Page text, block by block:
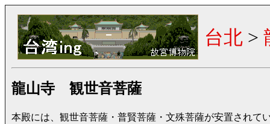
台北 >
龍山寺 観世音菩薩
本殿には、観世音菩薩・普賢菩薩・文殊菩薩が安置されて